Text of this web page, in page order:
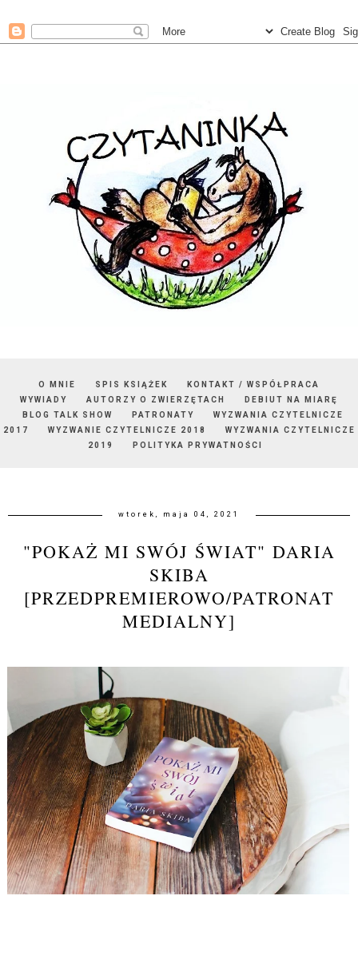
O MNIE SPIS KSIĄŻEK
KONTAKT / WSPÓŁPRACA
WYWIADY
AUTORZY O ZWIERZĘTACH
DEBIUT NA MIARĘ
BLOG TALK SHOW
PATRONATY
WYZWANIA CZYTELNICZE
2017
WYZWANIE CZYTELNICZE 2018
WYZWANIA CZYTELNICZE
2019
POLITYKA PRYWATNOŚCI
wtorek, maja 04, 2021
"POKAŻ MI SWÓJ ŚWIAT" DARIA
SKIBA
[PRZEDPREMIEROWO/PATRONAT
MEDIALNY]